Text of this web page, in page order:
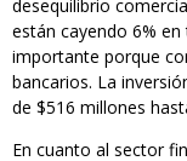
desequilibrio
están cayendo 6%
importante porque
bancarios. La
de $516 millones
En cuanto al sector